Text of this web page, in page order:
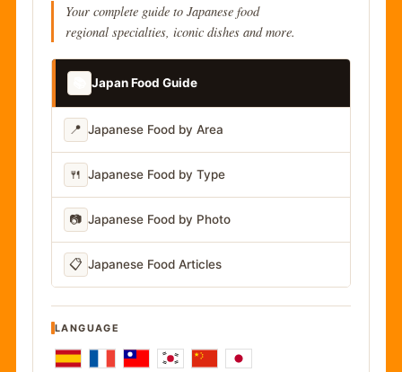
Your complete guide to Japanese food
regional specialties, iconic dishes and more.
Japan Food Guide
📍 Japanese Food by Area
🍴 Japanese Food by Type
📷 Japanese Food by Photo
📋 Japanese Food Articles
LANGUAGE